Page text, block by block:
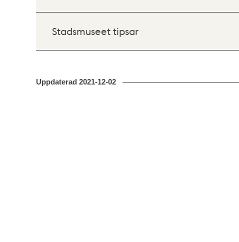
Stadsmuseet tipsar
Uppdaterad 2021-12-02